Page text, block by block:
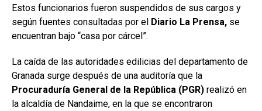
Estos funcionarios fueron suspendidos de sus cargos y
según fuentes consultadas por el Diario La Prensa, se
encuentran bajo “casa por cárcel”.
La caída de las autoridades edilicias del departamento de
Granada surge después de una auditoría que la
Procuraduría General de la República (PGR) realizó en
la alcaldía de Nandaime, en la que se encontraron